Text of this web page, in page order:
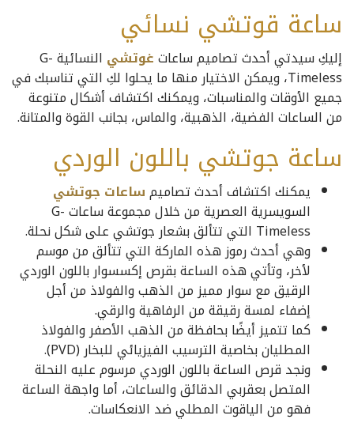
ساعة قوتشي نسائي
إليكِ سيدتي أحدث تصاميم ساعاتغوتشي
النسائية G-
Timeless، ويمكن الاختيار منها ما يحلوا لكِ التي تناسبك في
جميع الأوقات والمناسبات، ويمكنك اكتشاف أشكال متنوعة
من الساعات الفضية، الذهبية، والماس، بجانب القوة والمتانة.
ساعة جوتشي باللون الوردي
يمكنك اكتشاف أحدث تصاميمساعات جوتشي
السويسرية العصرية من خلال مجموعة ساعات G-
Timeless التي تتألق بشعار جوتشي على شكل نحلة.
وهي أحدث رموز هذه الماركة التي تتألق من موسم
لأخر، وتأتي هذه الساعة بقرص إكسسوار باللون الوردي
الرقيق مع سوار مميز من الذهب والفولاذ من أجل
إضفاء لمسة رقيقة من الرفاهية والرقي.
كما تتميز أيضًا بحافظة من الذهب الأصفر والفولاذ
المطليان بخاصية الترسيب الفيزيائي للبخار (PVD).
ونجد قرص الساعة باللون الوردي مرسوم عليه النحلة
المتصل بعقربي الدقائق والساعات، أما واجهة الساعة
فهو من الياقوت المطلي ضد الانعكاسات.